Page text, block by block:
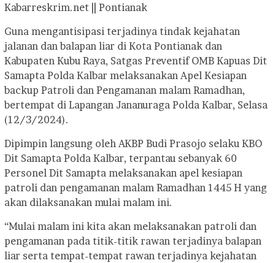
Kabarreskrim.net || Pontianak
Guna mengantisipasi terjadinya tindak kejahatan
jalanan dan balapan liar di Kota Pontianak dan
Kabupaten Kubu Raya, Satgas Preventif OMB Kapuas Dit
Samapta Polda Kalbar melaksanakan Apel Kesiapan
backup Patroli dan Pengamanan malam Ramadhan,
bertempat di Lapangan Jananuraga Polda Kalbar, Selasa
(12/3/2024).
Dipimpin langsung oleh AKBP Budi Prasojo selaku KBO
Dit Samapta Polda Kalbar, terpantau sebanyak 60
Personel Dit Samapta melaksanakan apel kesiapan
patroli dan pengamanan malam Ramadhan 1445 H yang
akan dilaksanakan mulai malam ini.
“Mulai malam ini kita akan melaksanakan patroli dan
pengamanan pada titik-titik rawan terjadinya balapan
liar serta tempat-tempat rawan terjadinya kejahatan